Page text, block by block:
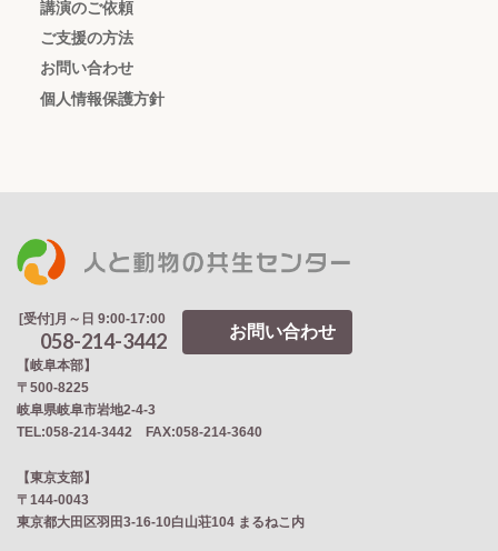
講演のご依頼
ご支援の方法
お問い合わせ
個人情報保護方針
[受付]月～日 9:00-17:00
058-214-3442 お問い合わせ
【岐阜本部】
〒500-8225
岐阜県岐阜市岩地2‐4‐3
TEL:058-214-3442 FAX:058-214-3640
【東京支部】
〒144-0043
東京都大田区羽田3-16-10白山荘104 まるねこ内